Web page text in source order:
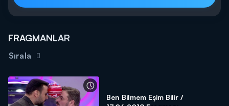
FRAGMANLAR
Sırala
Ben Bilmem Eşim Bilir /